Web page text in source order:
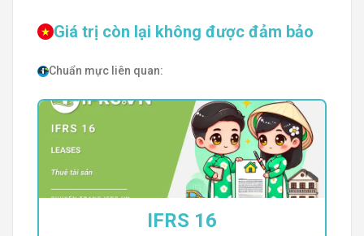
Giá trị còn lại không được đảm bảo
Chuẩn mực liên quan:
IFRS 16